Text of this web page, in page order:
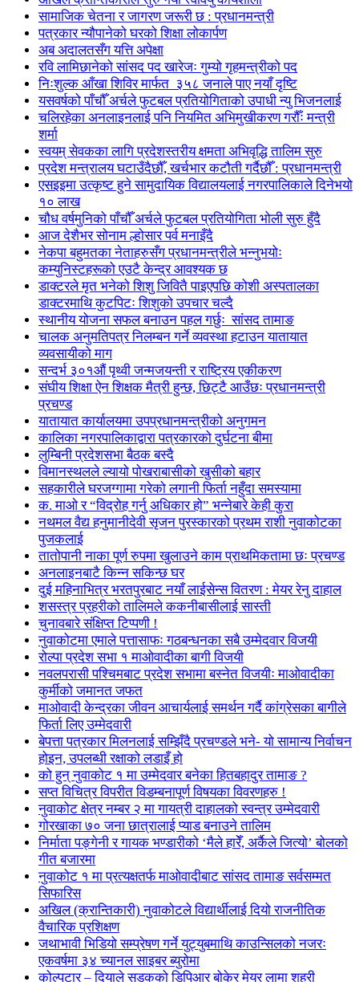
सामाजिक चेतना र जागरण जरूरी छ : प्रधानमन्त्री
पत्रकार न्यौपानेको घरको शिक्षा लोकार्पण
अब अदालतसँग यत्ति अपेक्षा
रवि लामिछानेको सांसद पद खारेजः गुम्यो गृहमन्त्रीको पद
निःशुल्क आँखा शिविर मार्फत ३५८ जनाले पाए नयाँ दृष्टि
यसवर्षको पाँचौँ अर्चले फुटबल प्रतियोगिताको उपाधी न्यु भिजनलाई
चलिरहेका अनलाइनलाई पनि नियमित अभिमुखीकरण गरौँः मन्त्री
शर्मा
स्वयम् सेवकका लागि प्रदेशस्तरीय क्षमता अभिवृद्धि तालिम सुरु
प्रदेश मन्त्रालय घटाउँदैछौँ, खर्चभार कटौती गर्दैछौँ : प्रधानमन्त्री
एसइइमा उत्कृष्ट हुने सामुदायिक विद्यालयलाई नगरपालिकाले दिनेभयो
१० लाख
चौध वर्षमुनिको पाँचौँ अर्चले फुटबल प्रतियोगिता भोली सुरु हुँदै
आज देशैभर सोनाम ल्होसार पर्व मनाइँदै
नेकपा बहुमतका नेताहरुसँग प्रधानमन्त्रीले भन्नुभयोः
कम्युनिस्टहरूको एउटै केन्द्र आवश्यक छ
डाक्टरले मृत भनेको शिशु जिवितै पाइएपछि कोशी अस्पतालका
डाक्टरमाथि कुटपिटः शिशुको उपचार चल्दै
स्थानीय योजना सफल बनाउन पहल गर्छुः सांसद तामाङ
चालक अनुमतिपत्र निलम्बन गर्ने व्यवस्था हटाउन यातायात
व्यवसायीको माग
सन्दर्भ ३०१औं पृथ्वी जन्मजयन्ती र राष्ट्रिय एकीकरण
संघीय शिक्षा ऐन शिक्षक मैत्री हुन्छ, छिट्टै आउँछः प्रधानमन्त्री
प्रचण्ड
यातायात कार्यालयमा उपप्रधानमन्त्रीको अनुगमन
कालिका नगरपालिकाद्वारा पत्रकारको दुर्घटना बीमा
लुम्बिनी प्रदेशसभा बैठक बस्दै
विमानस्थलले ल्यायो पोखराबासीको खुसीको बहार
सहकारीले घरजग्गामा गरेको लगानी फिर्ता नहुँदा समस्यामा
क. माओ र “विद्रोह गर्नु अधिकार हो” भन्नेबारे केही कुरा
नथमल वैद्य हनुमानीदेवी सृजन पुरस्कारको प्रथम राशी नुवाकोटका
पुजकलाई
तातोपानी नाका पूर्ण रुपमा खुलाउने काम प्राथमिकतामा छः प्रचण्ड
अनलाइनबाटै किन्न सकिन्छ घर
दुई महिनाभित्र भरतपुरबाट नयाँ लाईसेन्स वितरण : मेयर रेनु दाहाल
शसस्त्र प्रहरीको तालिमले ककनीबासीलाई सास्ती
चुनावबारे संक्षिप्त टिप्पणी !
नुवाकोटमा एमाले पत्तासाफः गठबन्धनका सबै उम्मेदवार विजयी
रोल्पा प्रदेश सभा १ माओवादीका बागी विजयी
नवलपरासी पश्चिमबाट प्रदेश सभामा बस्नेत विजयीः माओवादीका
कुर्मीको जमानत जफत
माओवादी केन्द्रका जीवन आचार्यलाई समर्थन गर्दै कांग्रेसका बागीले
फिर्ता लिए उम्मेदवारी
बेपत्ता पत्रकार मिलनलाई सम्झिँदै प्रचण्डले भने- यो सामान्य निर्वाचन
होइन, उपलब्धी रक्षाको लडाइँ हो
को हुन् नुवाकोट १ मा उम्मेदवार बनेका हितबहादुर तामाङ ?
सप्त विचित्र विपरीत विडम्बनापूर्ण विषयका विवरणहरु !
नुवाकोट क्षेत्र नम्बर २ मा गायत्री दाहालको स्वन्त्र उम्मेदवारी
गोरखाका ७० जना छात्रालाई प्याड बनाउने तालिम
निर्माता पङ्गेनी र गायक भण्डारीको ‘मैले हारेँ, अर्कैले जित्यो’ बोलको
गीत बजारमा
नुवाकोट १ मा प्रत्यक्षतर्फ माओवादीबाट सांसद तामाङ सर्वसम्मत
सिफारिस
अखिल (क्रान्तिकारी) नुवाकोटले विद्यार्थीलाई दियो राजनीतिक
वैचारिक प्रशिक्षण
जथाभावी भिडियो सम्प्रेषण गर्ने युट्युबमाथि काउन्सिलको नजरः
एकवर्षमा ३४ च्यानल साइबर ब्युरोमा
कोल्पुटार – दियाले सडकको डिपिआर बोकेर मेयर लामा शहरी